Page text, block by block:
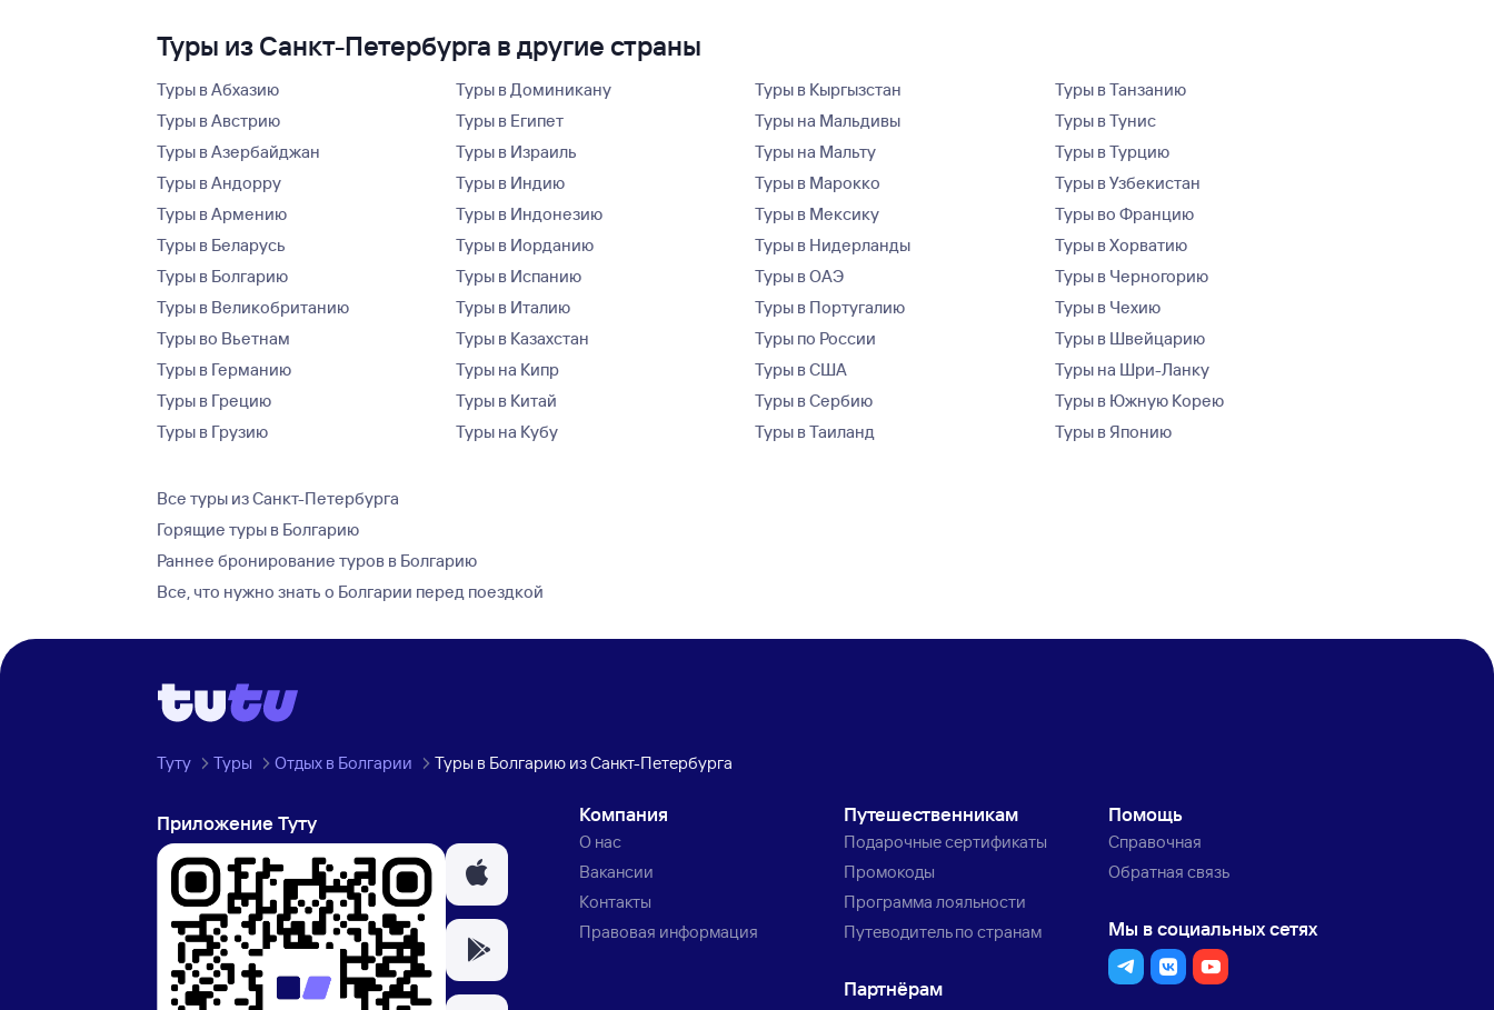
Туры из Санкт-Петербурга в другие страны
Туры в Абхазию
Туры в Австрию
Туры в Азербайджан
Туры в Андорру
Туры в Армению
Туры в Беларусь
Туры в Болгарию
Туры в Великобританию
Туры во Вьетнам
Туры в Германию
Туры в Грецию
Туры в Грузию
Туры в Доминикану
Туры в Египет
Туры в Израиль
Туры в Индию
Туры в Индонезию
Туры в Иорданию
Туры в Испанию
Туры в Италию
Туры в Казахстан
Туры на Кипр
Туры в Китай
Туры на Кубу
Туры в Кыргызстан
Туры на Мальдивы
Туры на Мальту
Туры в Марокко
Туры в Мексику
Туры в Нидерланды
Туры в ОАЭ
Туры в Португалию
Туры по России
Туры в США
Туры в Сербию
Туры в Таиланд
Туры в Танзанию
Туры в Тунис
Туры в Турцию
Туры в Узбекистан
Туры во Францию
Туры в Хорватию
Туры в Черногорию
Туры в Чехию
Туры в Швейцарию
Туры на Шри-Ланку
Туры в Южную Корею
Туры в Японию
Все туры из Санкт-Петербурга
Горящие туры в Болгарию
Раннее бронирование туров в Болгарию
Все, что нужно знать о Болгарии перед поездкой
Туту Туры Отдых в Болгарии Туры в Болгарию из Санкт-Петербурга
Приложение Туту Компания
О нас
Вакансии
Контакты
Правовая информация
Путешественникам
Подарочные сертификаты
Промокоды
Программа лояльности
Путеводитель по странам
Партнёрам
Помощь
Справочная
Обратная связь
Мы в социальных сетях